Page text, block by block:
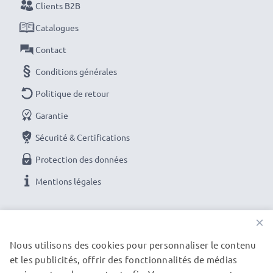
Clients B2B
Catalogues
Contact
Conditions générales
Politique de retour
Garantie
Sécurité & Certifications
Protection des données
Mentions légales
NOS PARTENAIRES DE LIVRAISON
×
Nous utilisons des cookies pour personnaliser le contenu
et les publicités, offrir des fonctionnalités de médias